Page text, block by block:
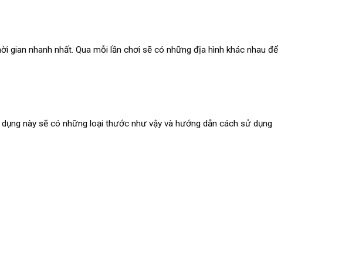
gian nhanh nhất. Qua mỗi lần chơi sẽ có những địa hình khác nhau để
này sẽ có những loại thước như vậy và hướng dẫn cách sử dụng